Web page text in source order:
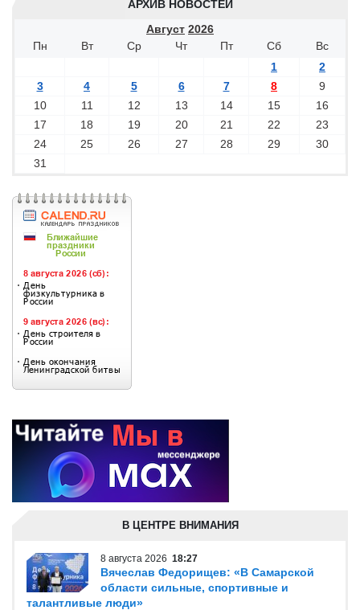
АРХИВ НОВОСТЕЙ
Август 2026
Пн
Вт Ср Чт Пт Сб
Вс
1
2
3
4 5 6 7 8
9
10
11 12 13 14 15
16
17
18 19 20 21 22
23
24
25 26 27 28 29
30
31
В ЦЕНТРЕ ВНИМАНИЯ
8 августа 2026 18:27
Вячеслав Федорищев: «В Самарской
области сильные, спортивные и
талантливые люди»